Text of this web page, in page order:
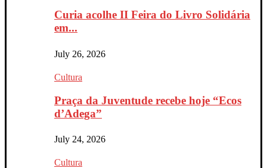
Curia acolhe II Feira do Livro Solidária
em...
July 26, 2026
Cultura
Praça da Juventude recebe hoje “Ecos
d’Adega”
July 24, 2026
Cultura